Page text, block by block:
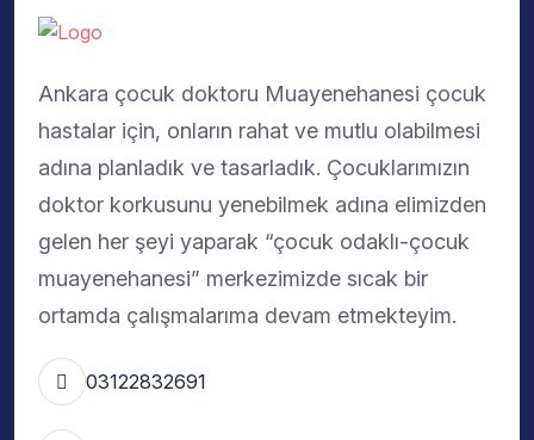
Ankara çocuk doktoru Muayenehanesi çocuk
hastalar için, onların rahat ve mutlu olabilmesi
adına planladık ve tasarladık. Çocuklarımızın
doktor korkusunu yenebilmek adına elimizden
gelen her şeyi yaparak “çocuk odaklı-çocuk
muayenehanesi” merkezimizde sıcak bir
ortamda çalışmalarıma devam etmekteyim.
03122832691